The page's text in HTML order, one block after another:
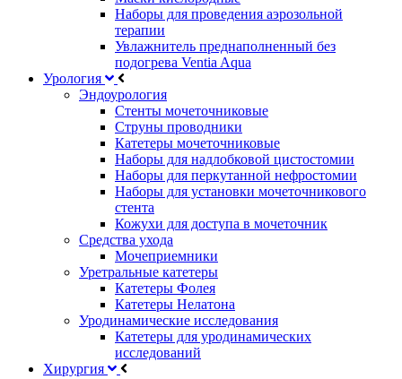
Наборы для проведения аэрозольной
терапии
Увлажнитель преднаполненный без
подогрева Ventia Aqua
Урология
Эндоурология
Стенты мочеточниковые
Струны проводники
Катетеры мочеточниковые
Наборы для надлобковой цистостомии
Наборы для перкутанной нефростомии
Наборы для установки мочеточникового
стента
Кожухи для доступа в мочеточник
Средства ухода
Мочеприемники
Уретральные катетеры
Катетеры Фолея
Катетеры Нелатона
Уродинамические исследования
Катетеры для уродинамических
исследований
Хирургия